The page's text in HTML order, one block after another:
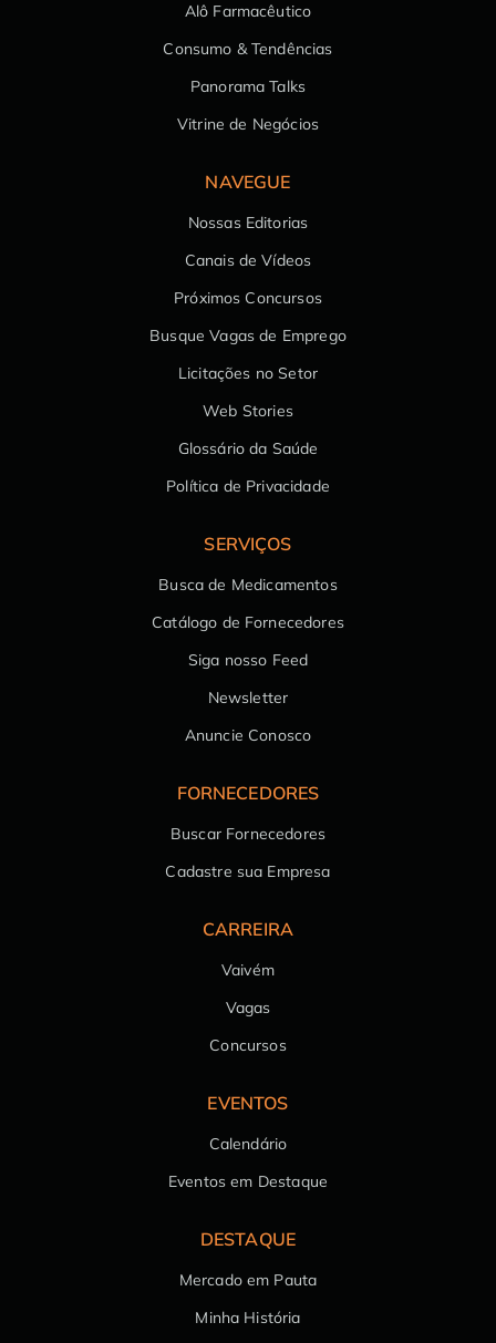
Alô Farmacêutico
Consumo & Tendências
Panorama Talks
Vitrine de Negócios
NAVEGUE
Nossas Editorias
Canais de Vídeos
Próximos Concursos
Busque Vagas de Emprego
Licitações no Setor
Web Stories
Glossário da Saúde
Política de Privacidade
SERVIÇOS
Busca de Medicamentos
Catálogo de Fornecedores
Siga nosso Feed
Newsletter
Anuncie Conosco
FORNECEDORES
Buscar Fornecedores
Cadastre sua Empresa
CARREIRA
Vaivém
Vagas
Concursos
EVENTOS
Calendário
Eventos em Destaque
DESTAQUE
Mercado em Pauta
Minha História